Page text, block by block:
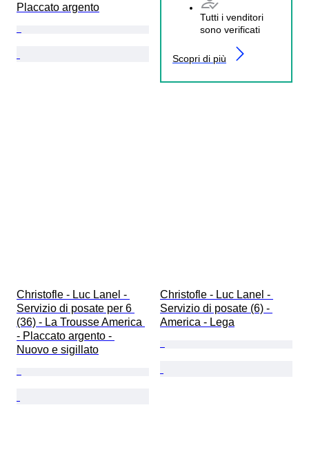
Tutti i venditori
sono verificati
Scopri di più
Placcato argento
Christofle - Luc Lanel -
Servizio di posate per 6
(36) - La Trousse America
- Placcato argento -
Nuovo e sigillato
Christofle - Luc Lanel -
Servizio di posate (6) -
America - Lega